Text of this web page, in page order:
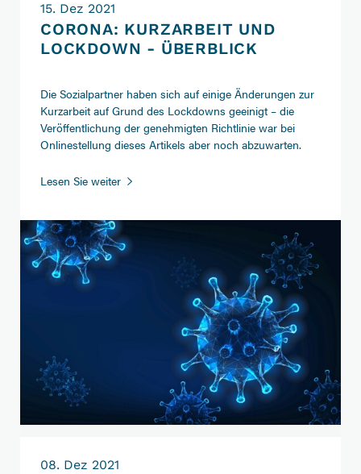
15. Dez 2021
CORONA: KURZARBEIT UND
LOCKDOWN - ÜBERBLICK
Die Sozialpartner haben sich auf einige Änderungen zur
Kurzarbeit auf Grund des Lockdowns geeinigt – die
Veröffentlichung der genehmigten Richtlinie war bei
Onlinestellung dieses Artikels aber noch abzuwarten.
Lesen Sie weiterCorona:
-
08. Dez 2021